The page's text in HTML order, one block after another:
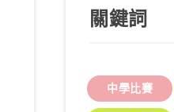
關鍵詞
中學比賽